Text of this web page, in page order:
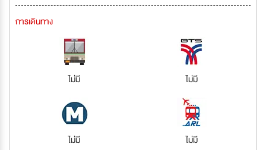
การเดินทาง
ไม่มี ไม่มี
ไม่มี ไม่มี